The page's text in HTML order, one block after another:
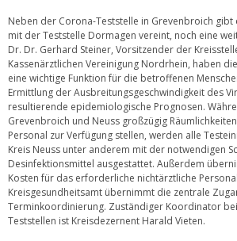
Neben der Corona-Teststelle in Grevenbroich gibt
mit der Teststelle Dormagen vereint, noch eine
Dr. Dr. Gerhard Steiner, Vorsitzender der
Kassenärztlichen Vereinigung Nordrhein, haben
eine wichtige Funktion für die betroffenen
Ermittlung der Ausbreitungsgeschwindigkeit des
resultierende epidemiologische Prognosen.
Grevenbroich und Neuss großzügig
Personal zur Verfügung stellen, werden alle
Kreis Neuss unter anderem mit der notwendigen
Desinfektionsmittel ausgestattet. Außerdem
Kosten für das erforderliche nichtärztliche
Kreisgesundheitsamt übernimmt die zentrale
Terminkoordinierung. Zuständiger Koordinator
Teststellen ist Kreisdezernent Harald Vieten.